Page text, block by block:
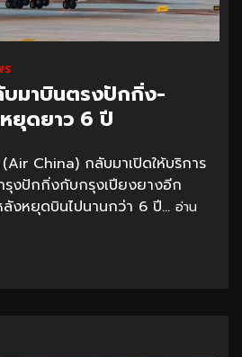
บมาบินตรงปักกิ่ง-
ยุดยาว 6 ปี
China) กลับมาเปิดให้บริการ
รุงปักกิ่งกับกรุงเปียงยางอีก
งหยุดบินไปนานกว่า 6 ปี... อ่าน